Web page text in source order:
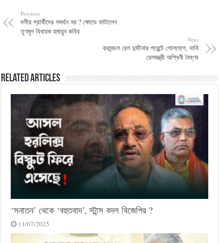
Previous
দলীয় প্রার্থীদের সমর্থন নয় ? ক্ষোভে ফাটালেন
তৃণমূল বিধায়ক হুমায়ুন কবির
Next
করমন্ডল রেল দুর্ঘটনার পয়েন্টে গোলযোগ, দাবি
রেলমন্ত্রী অশ্বিনী বৈষ্ণব
Related Articles
‘সনাতন’ থেকে ‘বহুতবাদ’, স্টান্স বদল বিজেপির ?
11/07/2025